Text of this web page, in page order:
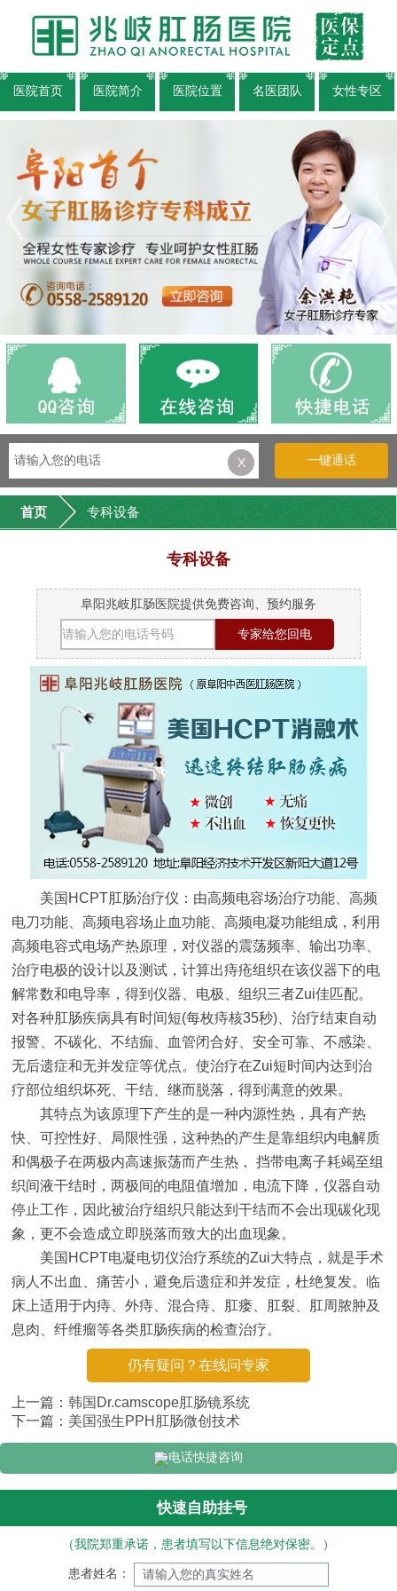
医院首页 医院简介 医院位置 名医团队 女性专区
X 一键通话
首页 专科设备
专科设备
阜阳兆岐肛肠医院提供免费咨询、预约服务
美国HCPT肛肠治疗仪：由高频电容场治疗功能、高频
电刀功能、高频电容场止血功能、高频电凝功能组成，利用
高频电容式电场产热原理，对仪器的震荡频率、输出功率、
治疗电极的设计以及测试，计算出痔疮组织在该仪器下的电
解常数和电导率，得到仪器、电极、组织三者Zui佳匹配。
对各种肛肠疾病具有时间短(每枚痔核35秒)、治疗结束自动
报警、不碳化、不结痂、血管闭合好、安全可靠、不感染、
无后遗症和无并发症等优点。使治疗在Zui短时间内达到治
疗部位组织坏死、干结、继而脱落，得到满意的效果。
其特点为该原理下产生的是一种内源性热，具有产热
快、可控性好、局限性强，这种热的产生是靠组织内电解质
和偶极子在两极内高速振荡而产生热， 挡带电离子耗竭至组
织间液干结时，两极间的电阻值增加，电流下降，仪器自动
停止工作，因此被治疗组织只能达到干结而不会出现碳化现
象，更不会造成立即脱落而致大的出血现象。
美国HCPT电凝电切仪治疗系统的Zui大特点，就是手术
病人不出血、痛苦小，避免后遗症和并发症，杜绝复发。临
床上适用于内痔、外痔、混合痔、肛瘘、肛裂、肛周脓肿及
息肉、纤维瘤等各类肛肠疾病的检查治疗。
仍有疑问？在线问专家
上一篇：韩国Dr.camscope肛肠镜系统
下一篇： 美国强生PPH肛肠微创技术
电话快捷咨询
快速自助挂号
（我院郑重承诺，患者填写以下信息绝对保密。）
患者姓名：